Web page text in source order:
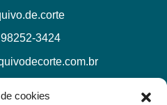
cookies
3424